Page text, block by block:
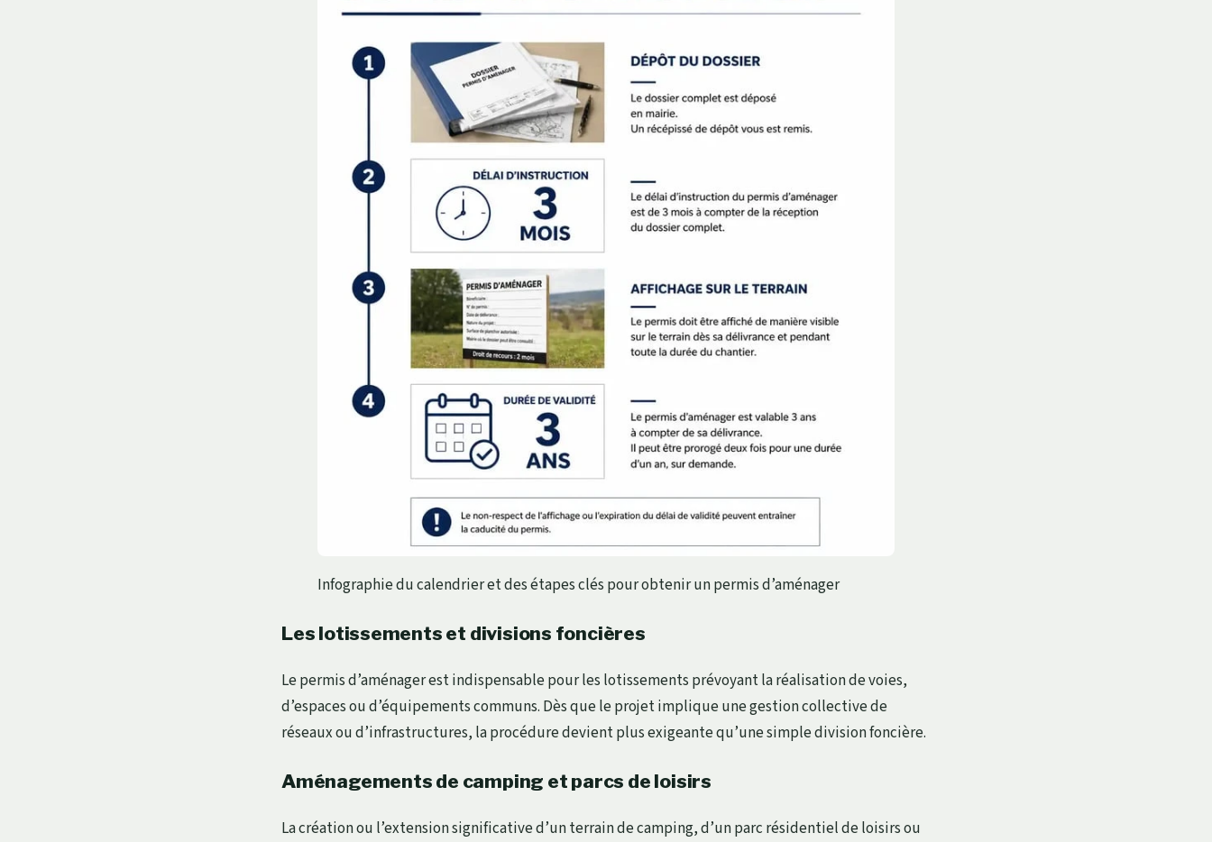
Infographie du calendrier et des étapes clés pour obtenir un permis d’aménager
Les lotissements et divisions foncières
Le permis d’aménager est indispensable pour les lotissements prévoyant la réalisation de voies,
d’espaces ou d’équipements communs. Dès que le projet implique une gestion collective de
réseaux ou d’infrastructures, la procédure devient plus exigeante qu’une simple division foncière.
Aménagements de camping et parcs de loisirs
La création ou l’extension significative d’un terrain de camping, d’un parc résidentiel de loisirs ou